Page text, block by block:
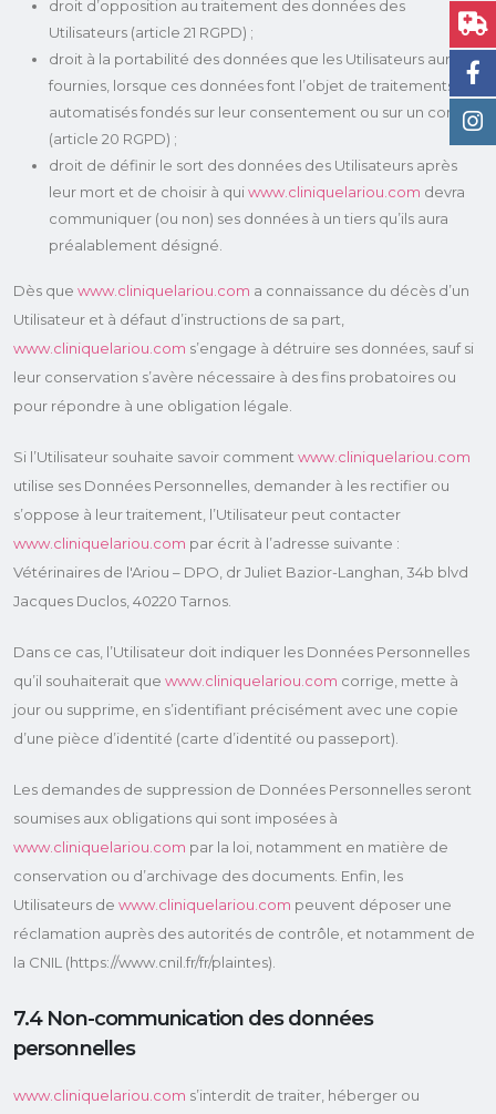
droit d’opposition au traitement des données des
Utilisateurs (article 21 RGPD) ;
droit à la portabilité des données que les Utilisateurs auront
fournies, lorsque ces données font l’objet de traitements
automatisés fondés sur leur consentement ou sur un contrat
(article 20 RGPD) ;
droit de définir le sort des données des Utilisateurs après
leur mort et de choisir à quiwww.cliniquelariou.com devra
communiquer (ou non) ses données à un tiers qu’ils aura
préalablement désigné.
Dès que www.cliniquelariou.com a connaissance du décès d’un
Utilisateur et à défaut d’instructions de sa part,
www.cliniquelariou.com s’engage à détruire ses données, sauf si
leur conservation s’avère nécessaire à des fins probatoires ou
pour répondre à une obligation légale.
Si l’Utilisateur souhaite savoir comment www.cliniquelariou.com
utilise ses Données Personnelles, demander à les rectifier ou
s’oppose à leur traitement, l’Utilisateur peut contacter
www.cliniquelariou.com par écrit à l’adresse suivante :
Vétérinaires de l'Ariou – DPO, dr Juliet Bazior-Langhan, 34b blvd
Jacques Duclos, 40220 Tarnos.
Dans ce cas, l’Utilisateur doit indiquer les Données Personnelles
qu’il souhaiterait que www.cliniquelariou.com corrige, mette à
jour ou supprime, en s’identifiant précisément avec une copie
d’une pièce d’identité (carte d’identité ou passeport).
Les demandes de suppression de Données Personnelles seront
soumises aux obligations qui sont imposées à
www.cliniquelariou.com par la loi, notamment en matière de
conservation ou d’archivage des documents. Enfin, les
Utilisateurs de www.cliniquelariou.com peuvent déposer une
réclamation auprès des autorités de contrôle, et notamment de
la CNIL (https://www.cnil.fr/fr/plaintes).
7.4 Non-communication des données
personnelles
www.cliniquelariou.com s’interdit de traiter, héberger ou